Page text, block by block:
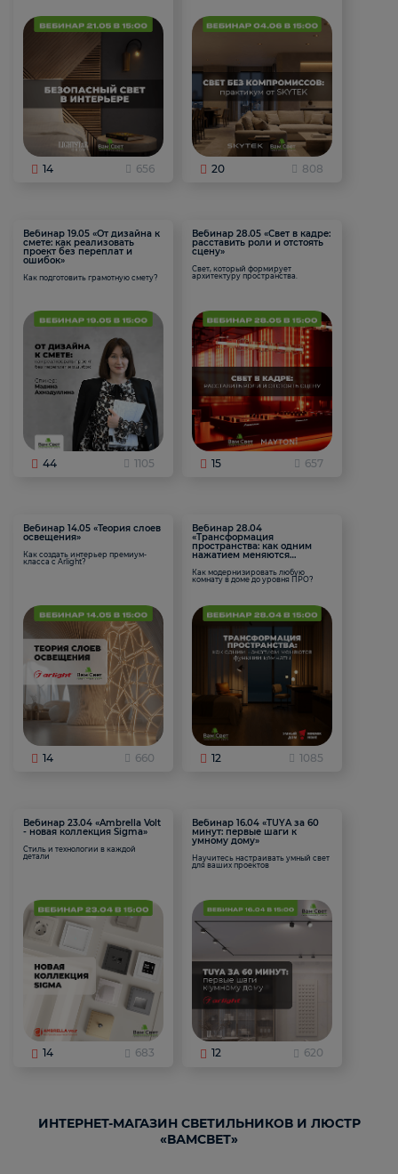
14 656 20 808
Вебинар 19.05 «От дизайна к
смете: как реализовать
проект без переплат и
ошибок»
Как подготовить грамотную смету?
44 1105
Вебинар 28.05 «Свет в кадре:
расставить роли и отстоять
сцену»
Свет, который формирует
архитектуру пространства.
15 657
Вебинар 14.05 «Теория слоев
освещения»
Как создать интерьер премиум-
класса с Arlight?
14 660
Вебинар 28.04
«Трансформация
пространства: как одним
нажатием меняются
Как модернизировать любую
комнату в доме до уровня ПРО?
12 1085
Вебинар 23.04 «Ambrella Volt
- новая коллекция Sigma»
Стиль и технологии в каждой
детали
14 683
Вебинар 16.04 «TUYA за 60
минут: первые шаги к
умному дому»
Научитесь настраивать умный свет
для ваших проектов
12 620
ИНТЕРНЕТ-МАГАЗИН СВЕТИЛЬНИКОВ И ЛЮСТР
«ВАМСВЕТ»